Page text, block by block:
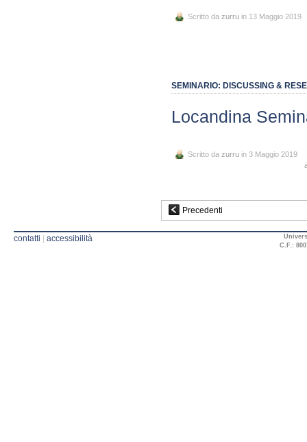
Scritto da zurru in 13 Maggio 2019
SEMINARIO: DISCUSSING &
Locandina
Scritto da zurru in 3 Maggio 2019
Precedenti
contatti accessibilità
C.F.: